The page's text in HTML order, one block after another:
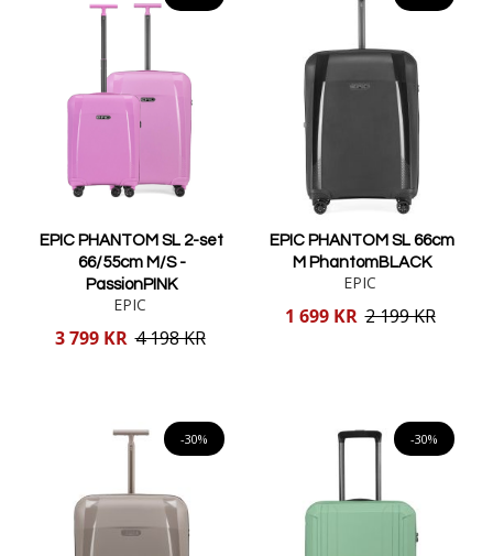
EPIC PHANTOM SL 2-set
66/55cm M/S -
PassionPINK
EPIC
Reducerat
3 799 KR 4 198 KR
EPIC PHANTOM SL 66cm
M PhantomBLACK
EPIC
Reducerat
1 699 KR 2 199 KR
-30% -30%